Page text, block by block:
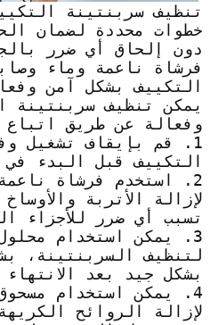
تنظيف سربنتينة
خطوات محددة لضمان
دون إلحاق أي ضرر
فرشاة ناعمة وماء
التكييف بشكل آمن
يمكن تنظيف سربنتينة
وفعالة عن طريق اتباع
1. قم بإيقاف تشغيل
التكييف قبل البدء
2. استخدم فرشاة
لإزالة الأتربة
تسبب أي ضرر للأجزاء
3. يمكن استخدام
لتنظيف السربنتينة،
بشكل جيد بعد
4. يمكن استخدام
لإزالة الروائح